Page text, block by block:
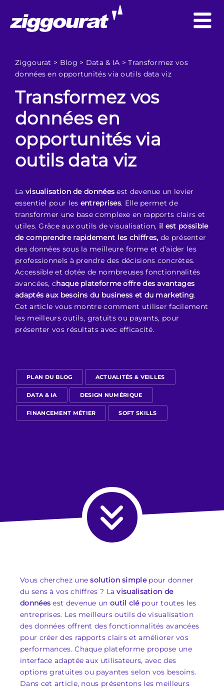
Ziggourat > Blog > Data & IA >Transformez vos
données en opportunités via outils data viz
Transformez vos
données en
opportunités via
outils data viz
La visualisation de données est devenue un levier
essentiel pour les entreprises. Elle permet de
transformer une base complexe en rapports clairs et
utiles. Grâce aux outils de visualisation, il est possible
de comprendre rapidement les chiffres, de présenter
des données sous la meilleure forme et d’aider les
professionnels à prendre des décisions concrètes.
Accessible et dotée de nombreuses fonctionnalités
avancées, chaque plateforme offre des avantages
adaptés aux besoins du business et du marketing.
Cet article vous montre comment utiliser facilement
les meilleurs outils, gratuits ou payants, pour
présenter vos résultats avec efficacité.
PLAN DU BLOG ACTUALITÉS & VEILLES
DATA & IA DESIGN NUMÉRIQUE
FINANCEMENT MÉTIER SOFT SKILLS
Vous cherchez unesolution simplepour donner
du sens à vos chiffres ? Lavisualisation de
données est devenue un outil clépour toutes les
entreprises. Les meilleurs outils de visualisation
des données offrent des fonctionnalités avancées
pour créer des rapports clairs et améliorer vos
performances. Chaque plateforme propose une
interface adaptée aux utilisateurs, avec des
options gratuites ou payantes selon vos besoins.
Dans cet article, nous présentons les meilleurs